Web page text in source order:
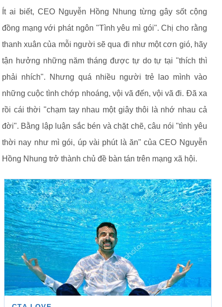
Ít ai biết, CEO Nguyễn Hồng Nhung từng gây sốt cộng
đồng mạng với phát ngôn "Tình yêu mì gói". Chị cho rằng
thanh xuân của mỗi người sẽ qua đi như một cơn gió, hãy
tận hưởng những năm tháng được tự do tự tại "thích thì
phải nhích". Nhưng quá nhiều người trẻ lao mình vào
những cuộc tình chớp nhoáng, vội vã đến, vội vã đi. Đã xa
rồi cái thời "chạm tay nhau một giây thôi là nhớ nhau cả
đời". Bằng lập luận sắc bén và chặt chẽ, câu nói "tình yêu
thời nay như mì gói, úp vài phút là ăn" của CEO Nguyễn
Hồng Nhung trở thành chủ đề bàn tán trên mạng xã hội.